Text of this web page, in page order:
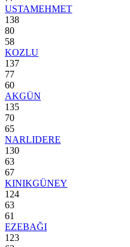
USTAMEHMET
138
80
58
KOZLU
137
77
60
AKGÜN
135
70
65
NARLIDERE
130
63
67
KINIKGÜNEY
124
63
61
EZEBAĞI
123